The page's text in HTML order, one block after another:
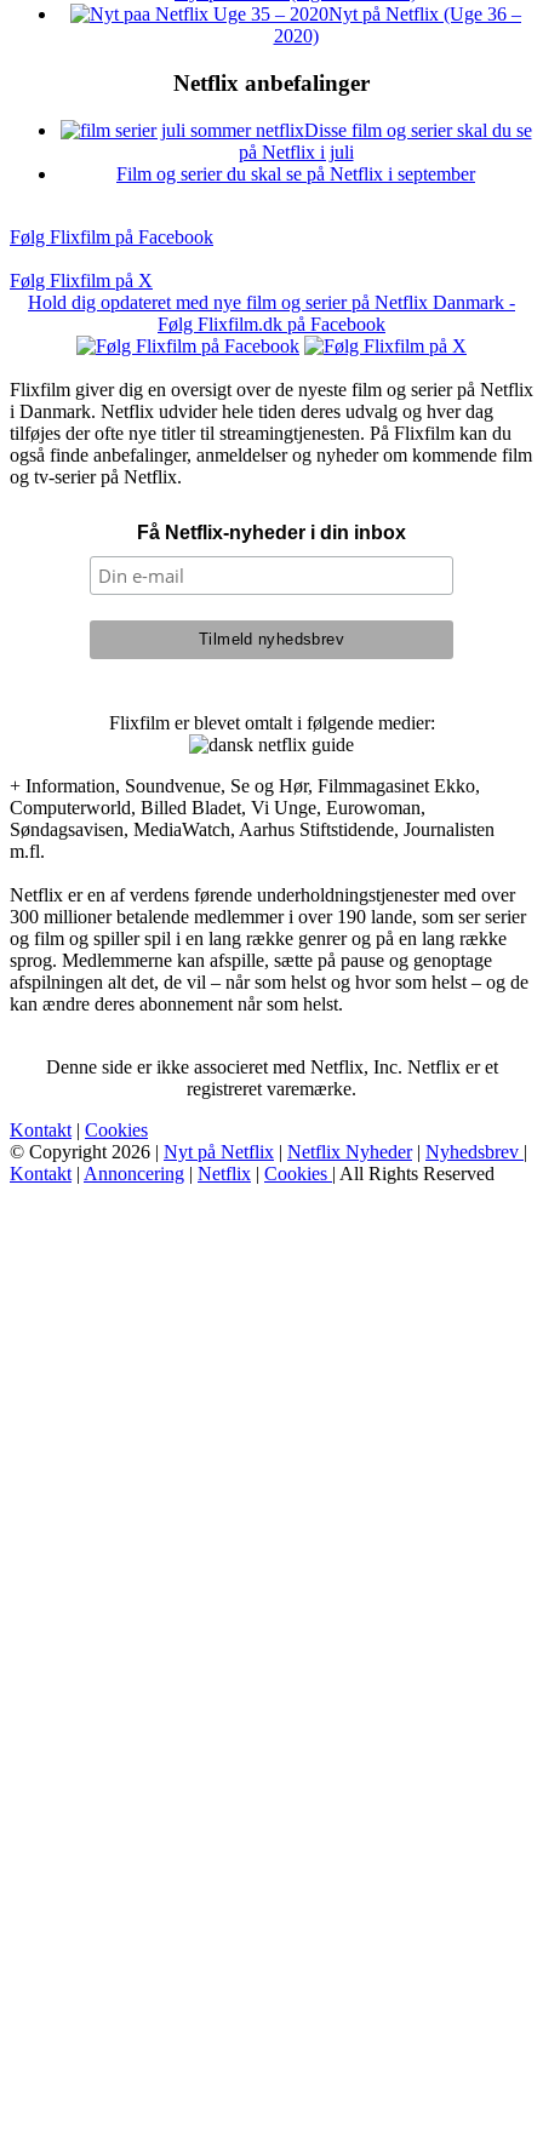
Nyt på Netflix (Uge 36 –
2020)
Netflix anbefalinger
Disse film og serier skal du se
på Netflix i juli
Film og serier du skal se på Netflix i september
Følg Flixfilm på Facebook
Følg Flixfilm på X
Hold dig opdateret med nye film og serier på Netflix Danmark -
Følg Flixfilm.dk på Facebook
Flixfilm giver dig en oversigt over de nyeste film og serier på Netflix
i Danmark. Netflix udvider hele tiden deres udvalg og hver dag
tilføjes der ofte nye titler til streamingtjenesten. På Flixfilm kan du
også finde anbefalinger, anmeldelser og nyheder om kommende film
og tv-serier på Netflix.
Få Netflix-nyheder i din inbox
Flixfilm er blevet omtalt i følgende medier:
+ Information, Soundvenue, Se og Hør, Filmmagasinet Ekko,
Computerworld, Billed Bladet, Vi Unge, Eurowoman,
Søndagsavisen, MediaWatch, Aarhus Stiftstidende, Journalisten
m.fl.
Netflix er en af verdens førende underholdningstjenester med over
300 millioner betalende medlemmer i over 190 lande, som ser serier
og film og spiller spil i en lang række genrer og på en lang række
sprog. Medlemmerne kan afspille, sætte på pause og genoptage
afspilningen alt det, de vil – når som helst og hvor som helst – og de
kan ændre deres abonnement når som helst.
Denne side er ikke associeret med Netflix, Inc. Netflix er et
registreret varemærke.
Kontakt | Cookies
© Copyright 2026 | Nyt på Netflix | Netflix Nyheder| Nyhedsbrev |
Kontakt | Annoncering | Netflix | Cookies | All Rights Reserved